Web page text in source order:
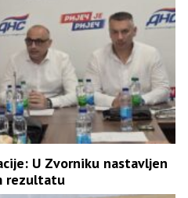
U Zvorniku nastavljen
rezultatu